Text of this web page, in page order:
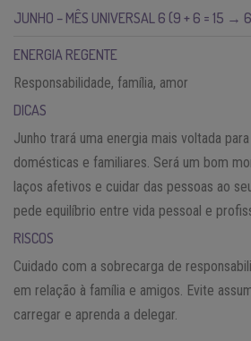
JUNHO – MÊS UNIVERSAL 6 (9 + 6 = 15 →
ENERGIA REGENTE
Responsabilidade, família, amor
DICAS
Junho trará uma energia mais voltada
domésticas e familiares. Será um bom
laços afetivos e cuidar das pessoas ao
pede equilíbrio entre vida pessoal e
RISCOS
Cuidado com a sobrecarga de
em relação à família e amigos. Evite
carregar e aprenda a delegar.